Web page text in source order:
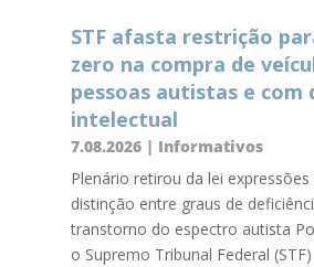
STF afasta restrição
zero na compra de
pessoas autistas e com
intelectual
7.08.2026| Informativos
Plenário retirou da lei
distinção entre graus de
transtorno do espectro autista
o Supremo Tribunal Federal